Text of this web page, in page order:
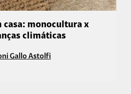
casa: monocultura x
climáticas
Gallo Astolfi